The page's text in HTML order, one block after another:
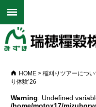
HOME >稲刈りツアーについ
り体験’26
Warning: Undefined